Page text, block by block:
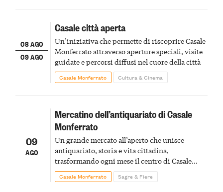
08 AGO
09 AGO
Casale città aperta
Un’iniziativa che permette di riscoprire Casale
Monferrato attraverso aperture speciali, visite
guidate e percorsi diffusi nel cuore della città
Casale Monferrato Cultura & Cinema
09
AGO
Mercatino dell’antiquariato di Casale
Monferrato
Un grande mercato all’aperto che unisce
antiquariato, storia e vita cittadina,
trasformando ogni mese il centro di Casale
Monferrato in un luogo di scoperta e racconto
Casale Monferrato Sagre & Fiere